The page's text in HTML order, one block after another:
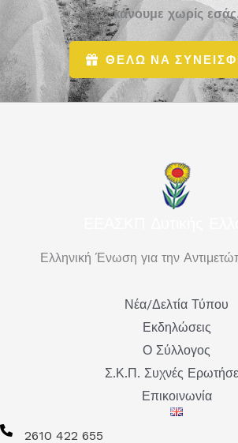
κάνουμε χωρίς
ΘΕΛΩ ΝΑ
Ελληνική Ένωση για την
Νέα/Δελτία Τύπου
Εκδηλώσεις
Ο Σύλλογος
Σ.Κ.Π. Συχνές
Επικοινωνία
2610 422 655